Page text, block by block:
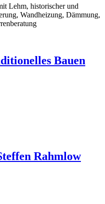
Lehm, historischer und
Wandheizung, Dämmung,
Bauen
Rahmlow